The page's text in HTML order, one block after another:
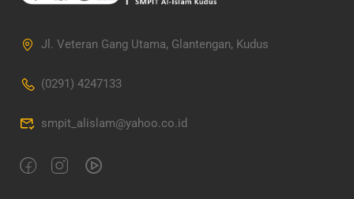
Jl. Veteran Gang Utama, Glantengan, Kudus
(0291) 4247133
smpit_alislam@yahoo.co.id